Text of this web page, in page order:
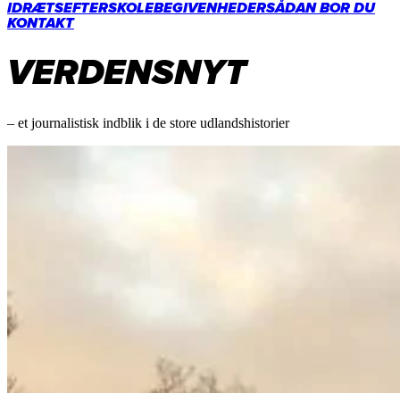
IDRÆTSEFTERSKOLEBEGIVENHEDERSÅDAN BOR DU
KONTAKT
VERDENSNYT
– et journalistisk indblik i de store udlandshistorier